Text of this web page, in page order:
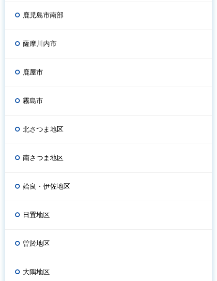
鹿児島市南部
薩摩川内市
鹿屋市
霧島市
北さつま地区
南さつま地区
姶良・伊佐地区
日置地区
曽於地区
大隅地区